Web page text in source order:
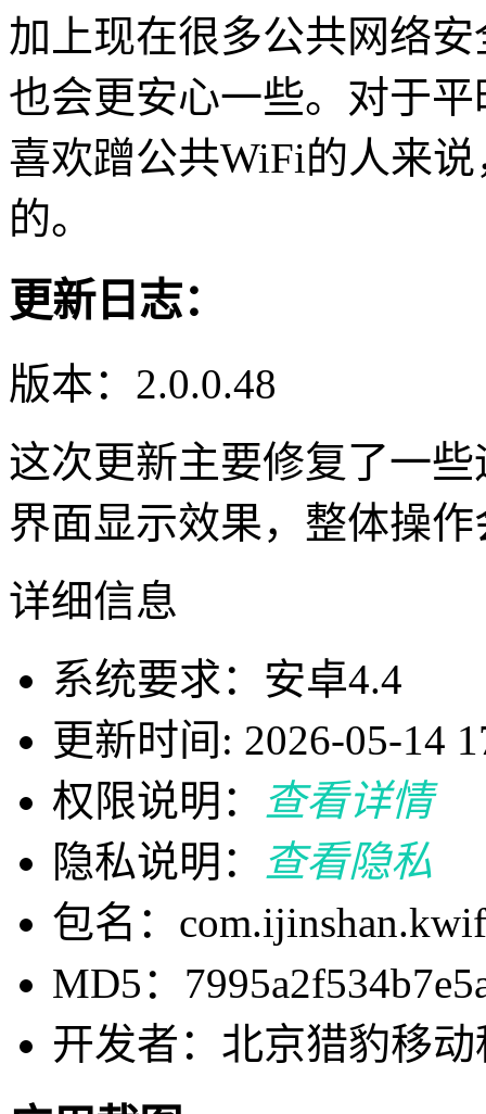
加上现在很多公共网络
也会更安心一些。对于
喜欢蹭公共WiFi的人来
的。
更新日志：
版本：2.0.0.48
这次更新主要修复了一
界面显示效果，整体操
详细信息
系统要求：安卓4.4
更新时间: 2026-05-14
权限说明：
查看详情
隐私说明：
查看隐私
包名：
MD5：
开发者：北京猎豹移